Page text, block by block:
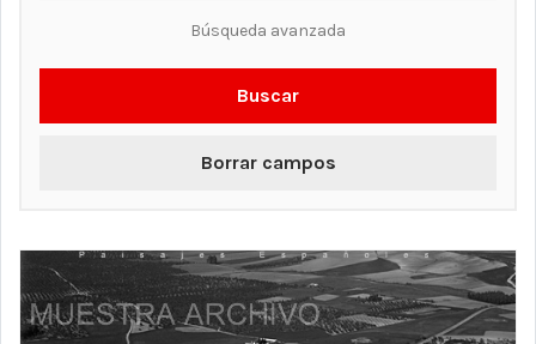
Búsqueda avanzada
Buscar
Borrar campos